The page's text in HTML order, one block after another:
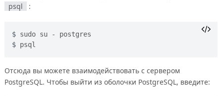
psql
:
sudo su - postgres
psql
Отсюда вы можете взаимодействовать с сервером
PostgreSQL. Чтобы выйти из оболочки PostgreSQL, введите: